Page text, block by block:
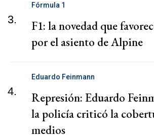
3.
Fórmula 1
F1: la novedad que
por el asiento de Alpine
4.
Eduardo Feinmann
Represión: Eduardo
la policía criticó la
medios